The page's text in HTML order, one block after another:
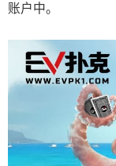
账户中。